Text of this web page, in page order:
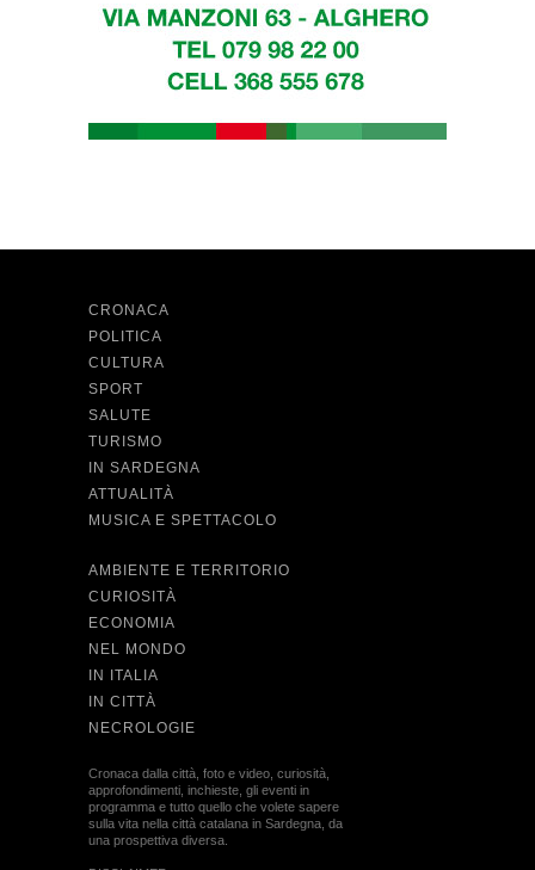
CRONACA
POLITICA
CULTURA
SPORT
SALUTE
TURISMO
IN SARDEGNA
ATTUALITÀ
MUSICA E SPETTACOLO
AMBIENTE E TERRITORIO
CURIOSITÀ
ECONOMIA
NEL MONDO
IN ITALIA
IN CITTÀ
NECROLOGIE
Cronaca dalla città, foto e video, curiosità,
approfondimenti, inchieste, gli eventi in
programma e tutto quello che volete sapere
sulla vita nella città catalana in Sardegna, da
una prospettiva diversa.